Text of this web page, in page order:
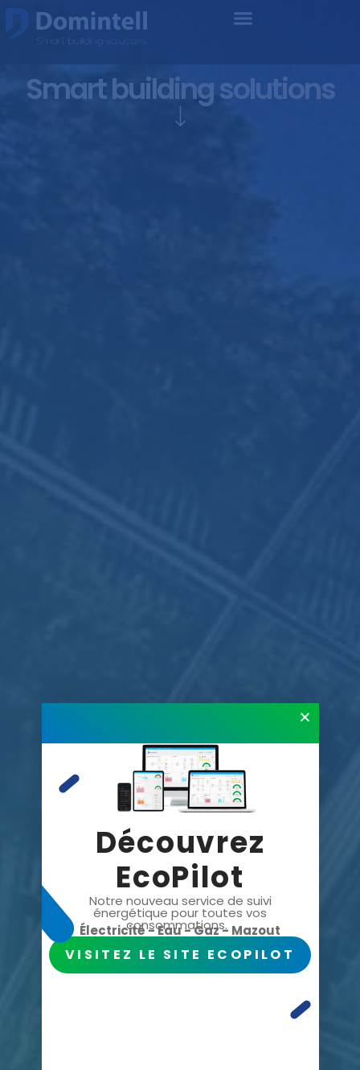
Smart building solutions
Découvrez
EcoPilot
Notre nouveau service de suivi
énergétique pour toutes vos
consommations.
Électricité - Eau - Gaz - Mazout
VISITEZ LE SITE ECOPILOT